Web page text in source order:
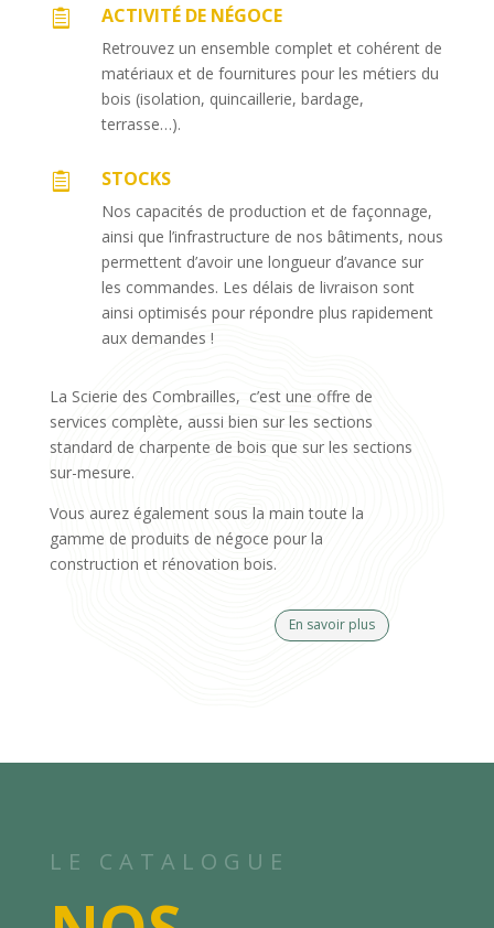
 ACTIVITÉ DE NÉGOCE
Retrouvez un ensemble complet et cohérent de
matériaux et de fournitures pour les métiers du
bois (isolation, quincaillerie, bardage,
terrasse…).
 STOCKS
Nos capacités de production et de façonnage,
ainsi que l’infrastructure de nos bâtiments, nous
permettent d’avoir une longueur d’avance sur
les commandes. Les délais de livraison sont
ainsi optimisés pour répondre plus rapidement
aux demandes !
La Scierie des Combrailles, c’est une offre de
services complète, aussi bien sur les sections
standard de charpente de bois que sur les sections
sur-mesure.
Vous aurez également sous la main toute la
gamme de produits de négoce pour la
construction et rénovation bois.
En savoir plus
LE CATALOGUE